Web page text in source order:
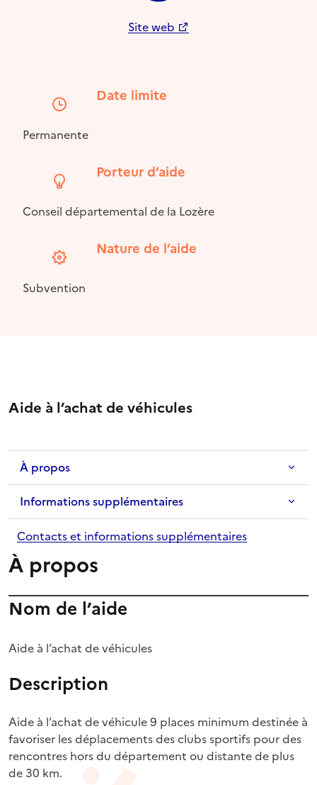
Site web
Date limite
Permanente
Porteur d’aide
Conseil départemental de la Lozère
Nature de l’aide
Subvention
Aide à l’achat de véhicules
À propos
Informations supplémentaires
Contacts et informations supplémentaires
À propos
Nom de l’aide
Aide à l’achat de véhicules
Description
Aide à l’achat de véhicule 9 places minimum destinée à
favoriser les déplacements des clubs sportifs pour des
rencontres hors du département ou distante de plus
de 30 km.